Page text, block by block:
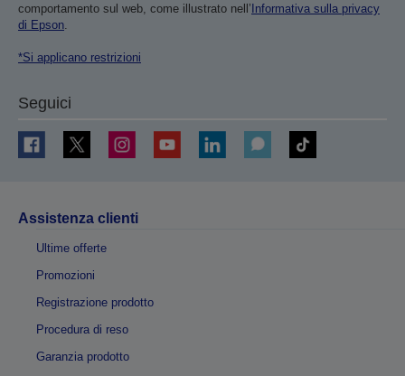
comportamento sul web, come illustrato nell’ Informativa sulla privacy
di Epson.
*Si applicano restrizioni
Seguici
Assistenza clienti
Ultime offerte
Promozioni
Registrazione prodotto
Procedura di reso
Garanzia prodotto